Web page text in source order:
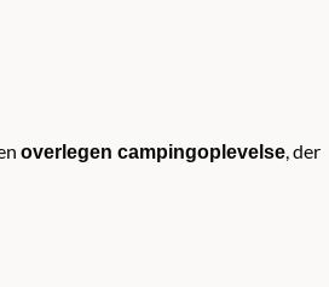
overlegen campingoplevelse, der